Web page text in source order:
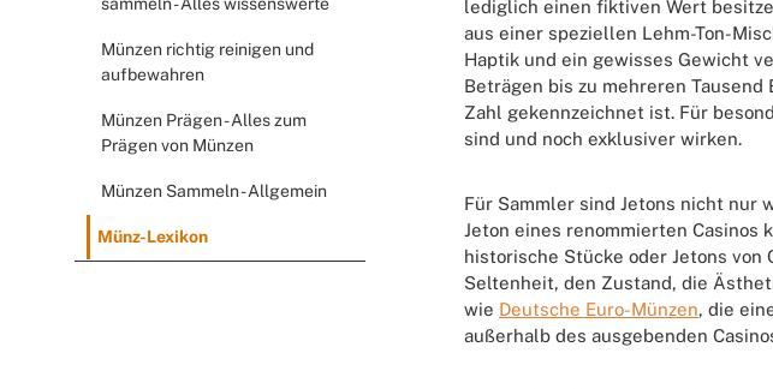
Münzen richtig reinigen und
aufbewahren
Münzen Prägen - Alles zum
Prägen von Münzen
Münzen Sammeln - Allgemein
Münz-Lexikon
lediglich einen fiktiven Wert
aus einer speziellen Lehm-Ton-
Haptik und ein gewisses Gewicht
Beträgen bis zu mehreren
Zahl gekennzeichnet ist. Für
sind und noch exklusiver wirken.
Für Sammler sind Jetons nicht nur
Jeton eines renommierten Casinos
historische Stücke oder Jetons
Seltenheit, den Zustand, die
wie Deutsche Euro-Münzen, die
außerhalb des ausgebenden